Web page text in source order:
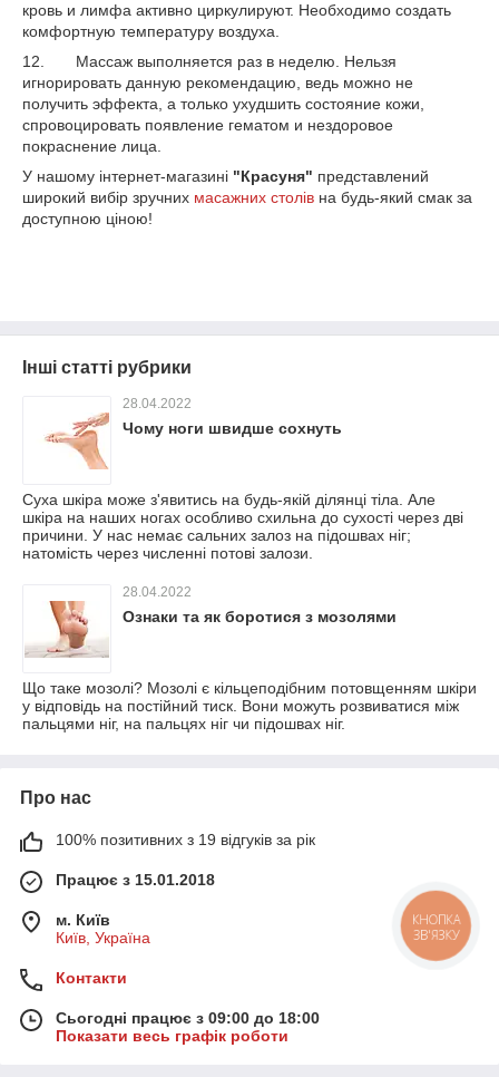
кровь и лимфа активно циркулируют. Необходимо создать
комфортную температуру воздуха.
12. Массаж выполняется раз в неделю. Нельзя
игнорировать данную рекомендацию, ведь можно не
получить эффекта, а только ухудшить состояние кожи,
спровоцировать появление гематом и нездоровое
покраснение лица.
У нашому інтернет-магазині "Красуня" представлений
широкий вибір зручних масажних столів на будь-який смак за
доступною ціною!
Інші статті рубрики
28.04.2022
Чому ноги швидше сохнуть
Суха шкіра може з'явитись на будь-якій ділянці тіла. Але
шкіра на наших ногах особливо схильна до сухості через дві
причини. У нас немає сальних залоз на підошвах ніг;
натомість через численні потові залози.
28.04.2022
Ознаки та як боротися з мозолями
Що таке мозолі? Мозолі є кільцеподібним потовщенням шкіри
у відповідь на постійний тиск. Вони можуть розвиватися між
пальцями ніг, на пальцях ніг чи підошвах ніг.
Про нас
100% позитивних з 19 відгуків за рік
Працює з 15.01.2018
м. Київ
Київ, Україна
Контакти
Сьогодні працює з 09:00 до 18:00
Показати весь графік роботи
КНОПКА
ЗВ'ЯЗКУ